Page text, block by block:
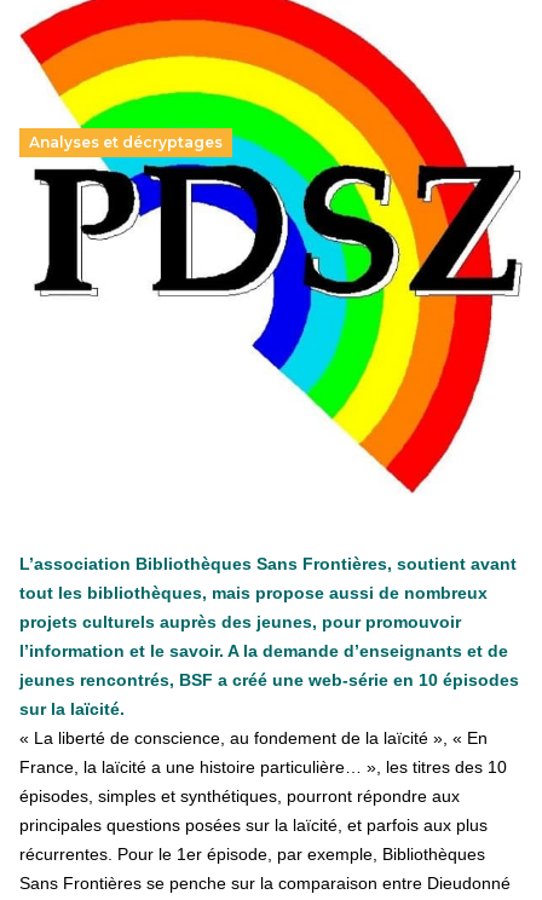
Analyses et décryptages
Hongrie : du changement pour les politiques
éducatives, aussi !
25 juin 2026
En Hongrie, le conservateur Peter Magyar et son parti
Tisza "Respect et liberté" ont remporté une large victoire,
contre le premier ministre sortant, Viktor Orban,…
L’association Bibliothèques Sans Frontières, soutient avant
tout les bibliothèques, mais propose aussi de nombreux
projets culturels auprès des jeunes, pour promouvoir
l’information et le savoir. A la demande d’enseignants et de
jeunes rencontrés, BSF a créé une web-série en 10 épisodes
sur la laïcité.
« La liberté de conscience, au fondement de la laïcité », « En
France, la laïcité a une histoire particulière… », les titres des 10
épisodes, simples et synthétiques, pourront répondre aux
principales questions posées sur la laïcité, et parfois aux plus
récurrentes. Pour le 1er épisode, par exemple, Bibliothèques
Sans Frontières se penche sur la comparaison entre Dieudonné